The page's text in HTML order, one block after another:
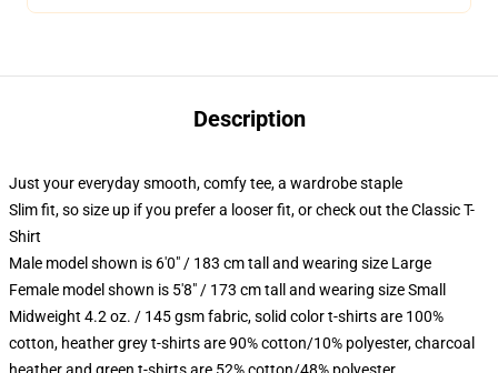
Description
Just your everyday smooth, comfy tee, a wardrobe staple
Slim fit, so size up if you prefer a looser fit, or check out the Classic T-
Shirt
Male model shown is 6'0" / 183 cm tall and wearing size Large
Female model shown is 5'8" / 173 cm tall and wearing size Small
Midweight 4.2 oz. / 145 gsm fabric, solid color t-shirts are 100%
cotton, heather grey t-shirts are 90% cotton/10% polyester, charcoal